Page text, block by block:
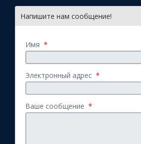
Напишите нам сообщение!
Имя *
Электронный адрес *
Ваше сообщение *